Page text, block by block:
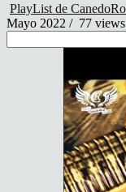
PlayList de
Mayo 2022 / 77 views